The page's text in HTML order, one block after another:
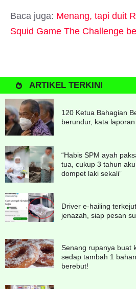
Baca juga: Menang, tapi duit
Squid Game The Challenge
ARTIKEL TERKINI
120 Ketua Bahagian
berundur, kata laporan
“Habis SPM ayah
tua, cukup 3 tahun
dompet laki sekali”
Driver e-hailing
jenazah, siap pesan
Senang rupanya buat
sedap tambah 1
berebut!